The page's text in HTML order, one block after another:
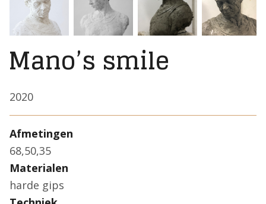
Mano’s smile
2020
Afmetingen
68,50,35
Materialen
harde gips